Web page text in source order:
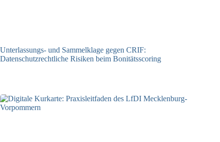
Unterlassungs- und Sammelklage gegen CRIF:
Datenschutzrechtliche Risiken beim Bonitätsscoring